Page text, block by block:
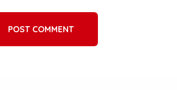
POST COMMENT